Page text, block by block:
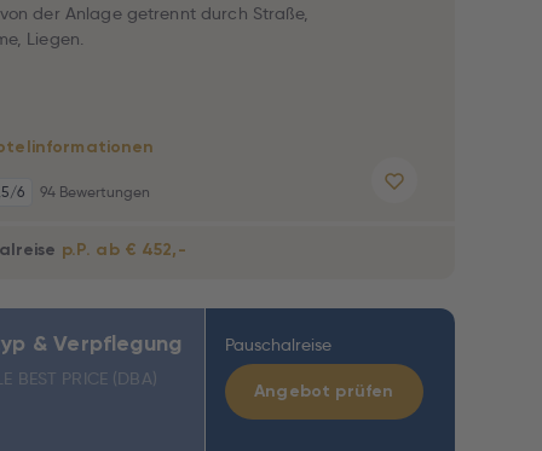
der Anlage getrennt durch Straße,
Liegen.
/6 94 Bewertungen
p.P. ab € 452,-
Pauschalreise
Angebot prüfen
& Verpflegung
BEST PRICE (DBA)